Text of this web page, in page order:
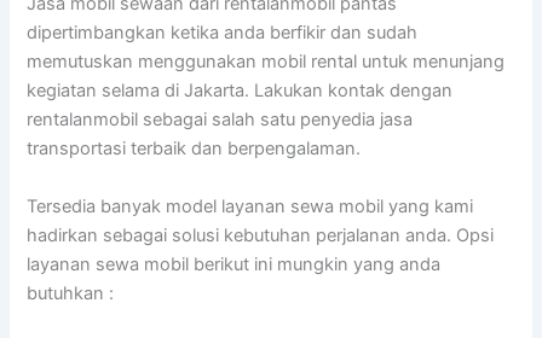
dipertimbangkan ketika anda berfikir dan sudah
memutuskan menggunakan mobil rental untuk menunjang
kegiatan selama di Jakarta. Lakukan kontak dengan
rentalanmobil sebagai salah satu penyedia jasa
transportasi terbaik dan berpengalaman.
Tersedia banyak model layanan sewa mobil yang kami
hadirkan sebagai solusi kebutuhan perjalanan anda. Opsi
layanan sewa mobil berikut ini mungkin yang anda
butuhkan :